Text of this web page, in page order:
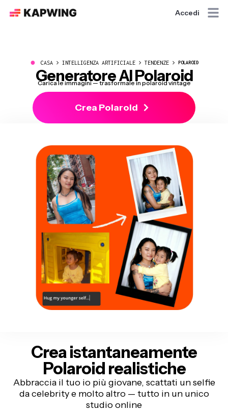
Accedi
● CASA INTELLIGENZA ARTIFICIALE TENDENZE POLAROID
Generatore AI Polaroid
Carica le immagini — trasformale in polaroid vintage
Crea Polaroid
Crea istantaneamente
Polaroid realistiche
Abbraccia il tuo io più giovane, scattati un selfie
da celebrity e molto altro — tutto in un unico
studio online